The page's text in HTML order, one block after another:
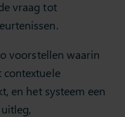
vraag tot
voorstellen waarin
contextuele
en het systeem een